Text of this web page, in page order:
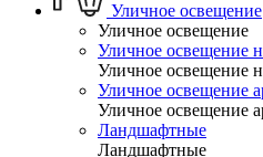
Уличное освещение
Уличное освещение
Уличное освещение
Уличное освещение
Уличное освещение
Уличное освещение
Ландшафтные
Ландшафтные